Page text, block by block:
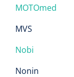
MOTOmed
MVS
Nobi
Nonin